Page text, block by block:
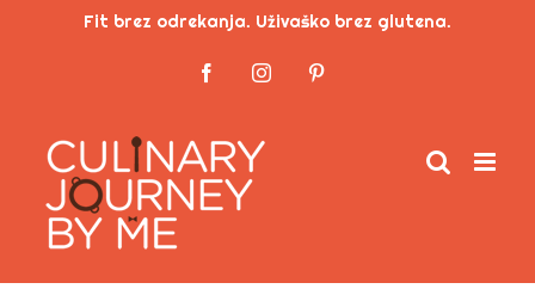
Fit brez odrekanja. Uživaško brez glutena.
FacebookInstagram